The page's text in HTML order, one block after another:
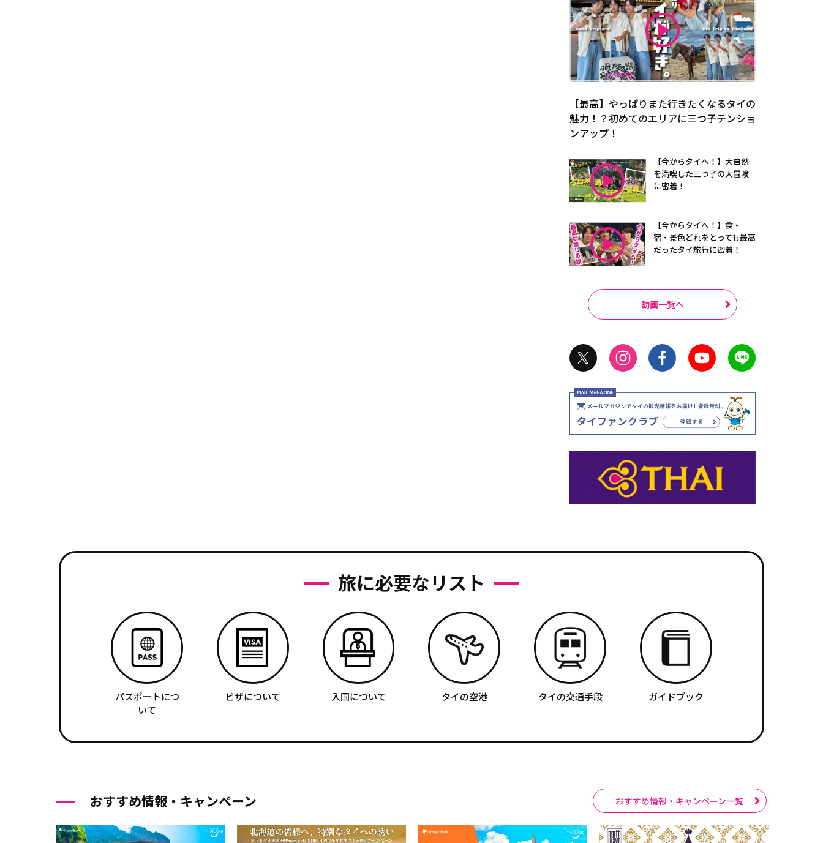
【最高】やっぱりまた行きたくなるタイの
魅力！？初めてのエリアに三つ子テンショ
ンアップ！
【今からタイへ！】大自然
を満喫した三つ子の大冒険
に密着！
【今からタイへ！】食・
宿・景色どれをとっても最高
だったタイ旅行に密着！
動画一覧へ
旅に必要なリスト
パスポートにつ
いて
ビザについて 入国について タイの空港 タイの交通手段 ガイドブック
おすすめ情報・キャンペーン おすすめ情報・キャンペーン一覧